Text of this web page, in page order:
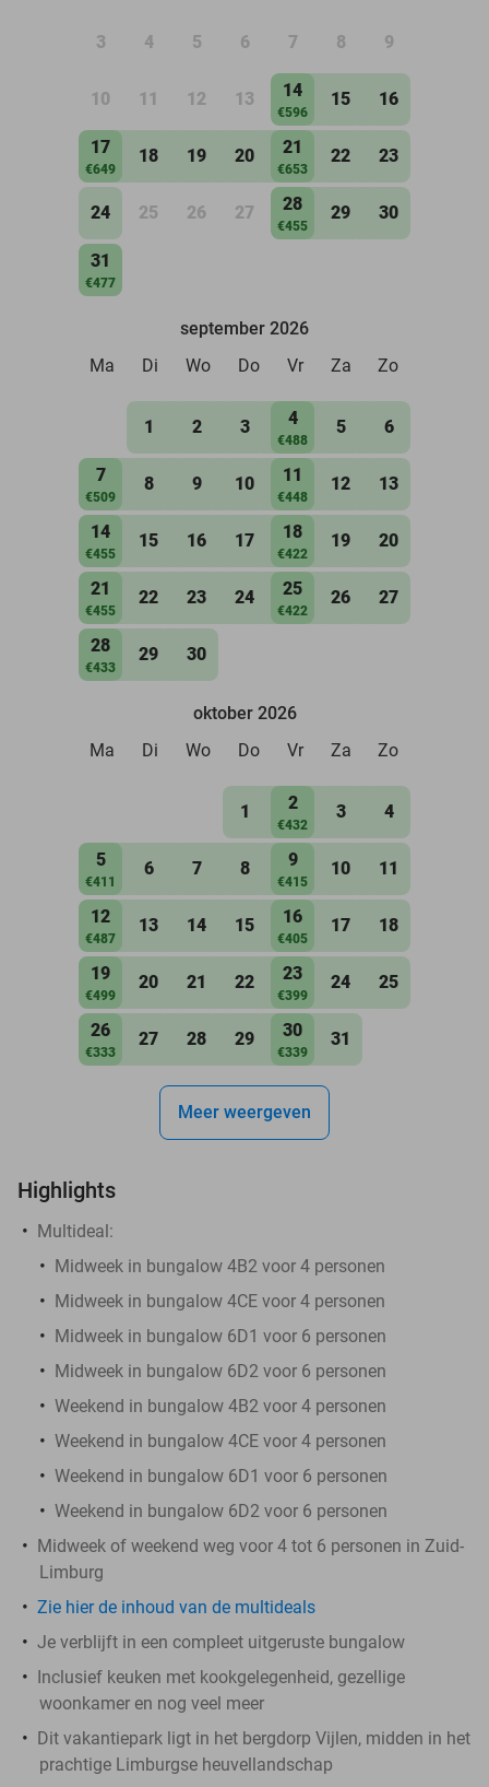
3 4 5 6 7 8 9
10 11 12 13 14
€596
15 16
17
€649
18 19 20 21
€653
22 23
24 25 26 27 28
€455
29 30
31
€477
september 2026
Ma
Di Wo Do Vr Za Zo
1 2 3 4
€488
5 6
7
€509
8 9 10 11
€448
12 13
14
€455
15 16 17 18
€422
19 20
21
€455
22 23 24 25
€422
26 27
28
€433
29 30
oktober 2026
Ma
Di Wo Do Vr Za Zo
1 2
€432
3 4
5
€411
6 7 8 9
€415
10 11
12
€487
13 14 15 16
€405
17 18
19
€499
20 21 22 23
€399
24 25
26
€333
27 28 29 30
€339
31
Meer weergeven
Highlights
Multideal:
Midweek in bungalow 4B2 voor 4 personen
Midweek in bungalow 4CE voor 4 personen
Midweek in bungalow 6D1 voor 6 personen
Midweek in bungalow 6D2 voor 6 personen
Weekend in bungalow 4B2 voor 4 personen
Weekend in bungalow 4CE voor 4 personen
Weekend in bungalow 6D1 voor 6 personen
Weekend in bungalow 6D2 voor 6 personen
Midweek of weekend weg voor 4 tot 6 personen in Zuid-
Limburg
Zie hier de inhoud van de multideals
Je verblijft in een compleet uitgeruste bungalow
Inclusief keuken met kookgelegenheid, gezellige
woonkamer en nog veel meer
Dit vakantiepark ligt in het bergdorp Vijlen, midden in het
prachtige Limburgse heuvellandschap